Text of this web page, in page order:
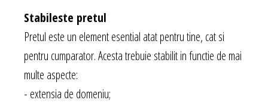
Stabileste pretul
Pretul este un element esential atat pentru tine, cat si
pentru cumparator. Acesta trebuie stabilit in functie de mai
multe aspecte:
- extensia de domeniu;